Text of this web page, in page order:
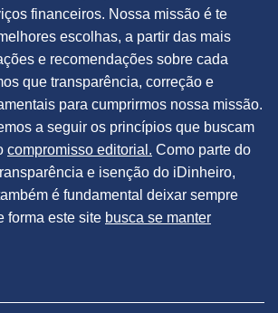
financeiros. Nossa missão é te
escolhas, a partir das mais
e recomendações sobre cada
que transparência, correção e
para cumprirmos nossa missão.
a seguir os princípios que buscam
compromisso editorial. Como parte do
e isenção do iDinheiro,
é fundamental deixar sempre
forma este site busca se manter